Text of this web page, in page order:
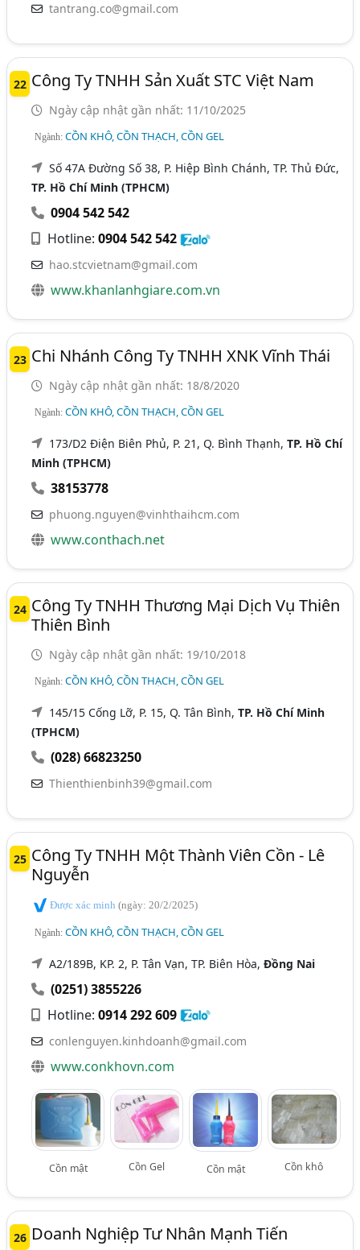
tantrang.co@gmail.com
22 Công Ty TNHH Sản Xuất STC Việt Nam
Ngày cập nhật gần nhất: 11/10/2025
Ngành:CỒN KHÔ, CỒN THẠCH, CỒN GEL
Số 47A Đường Số 38, P. Hiệp Bình Chánh, TP. Thủ Đức,
TP. Hồ Chí Minh (TPHCM)
0904 542 542
Hotline:0904 542 542
hao.stcvietnam@gmail.com
www.khanlanhgiare.com.vn
23 Chi Nhánh Công Ty TNHH XNK Vĩnh Thái
Ngày cập nhật gần nhất: 18/8/2020
Ngành:CỒN KHÔ, CỒN THẠCH, CỒN GEL
173/D2 Điện Biên Phủ, P. 21, Q. Bình Thạnh,TP. Hồ Chí
Minh (TPHCM)
38153778
phuong.nguyen@vinhthaihcm.com
www.conthach.net
24 Công Ty TNHH Thương Mại Dịch Vụ Thiên
Thiên Bình
Ngày cập nhật gần nhất: 19/10/2018
Ngành:CỒN KHÔ, CỒN THẠCH, CỒN GEL
145/15 Cống Lỡ, P. 15, Q. Tân Bình,TP. Hồ Chí Minh
(TPHCM)
(028) 66823250
Thienthienbinh39@gmail.com
25 Công Ty TNHH Một Thành Viên Cồn - Lê
Nguyễn
Được xác minh(ngày: 20/2/2025)
Ngành:CỒN KHÔ, CỒN THẠCH, CỒN GEL
A2/189B, KP. 2, P. Tân Vạn, TP. Biên Hòa,Đồng Nai
(0251) 3855226
Hotline:0914 292 609
conlenguyen.kinhdoanh@gmail.com
www.conkhovn.com
Cồn mật Cồn Gel Cồn mật Cồn khô
26 Doanh Nghiệp Tư Nhân Mạnh Tiến